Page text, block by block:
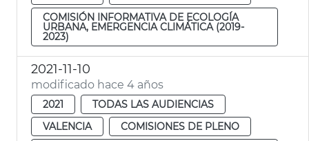
COMISIÓN INFORMATIVA DE ECOLOGÍA
URBANA, EMERGENCIA CLIMÁTICA (2019-
2023)
2021-11-10
modificado hace 4 años
2021
TODAS LAS AUDIENCIAS
VALENCIA
COMISIONES DE PLENO